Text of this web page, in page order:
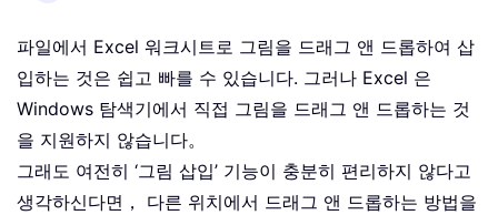
파일에서 Excel 워크시트로 그림을 드래그 앤 드롭하여 삽
입하는 것은 쉽고 빠를 수 있습니다. 그러나 Excel 은
Windows 탐색기에서 직접 그림을 드래그 앤 드롭하는 것
을 지원하지 않습니다。
그래도 여전히 ‘그림 삽입’ 기능이 충분히 편리하지 않다고
생각하신다면， 다른 위치에서 드래그 앤 드롭하는 방법을